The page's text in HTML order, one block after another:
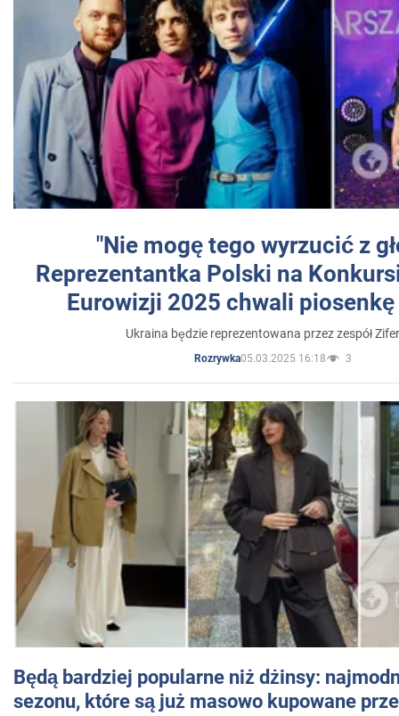
"Nie mogę tego wyrzucić z
Reprezentantka Polski na
Eurowizji 2025 chwali
Ukraina będzie reprezentowana przez zespół
Rozrywka05.03.2025 16:18 3
Będą bardziej popularne niż dżinsy:
sezonu, które są już masowo kupowane